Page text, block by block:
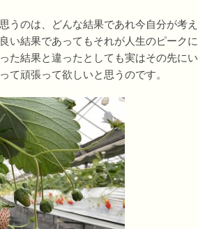
うのは、どんな結果であれ今自分が考
い結果であってもそれが人生のピーク
た結果と違ったとしても実はその先に
て頑張って欲しいと思うのです。